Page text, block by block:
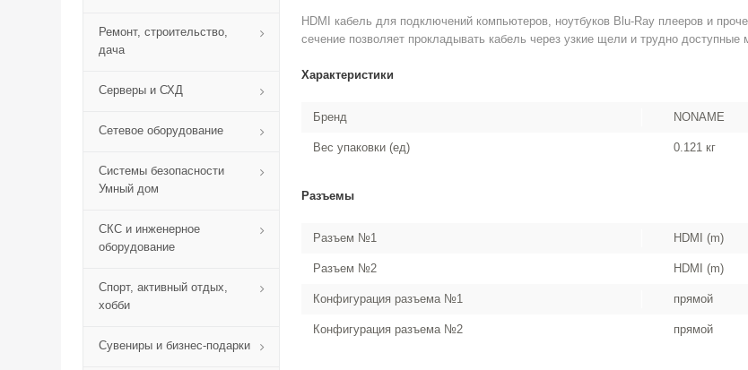
Ремонт, строительство,
дача
Серверы и СХД
Сетевое оборудование
Системы безопасности
Умный дом
СКС и инженерное
оборудование
Спорт, активный отдых,
хобби
Сувениры и бизнес-подарки
HDMI кабель для подключений компьютеров, ноутбуков Blu-Ray плееров и
сечение позволяет прокладывать кабель через узкие щели и трудно
Характеристики
Бренд NONAME
Вес упаковки (ед) 0.121 кг
Разъемы
Разъем №1 HDMI (m)
Разъем №2 HDMI (m)
Конфигурация разъема №1 прямой
Конфигурация разъема №2 прямой